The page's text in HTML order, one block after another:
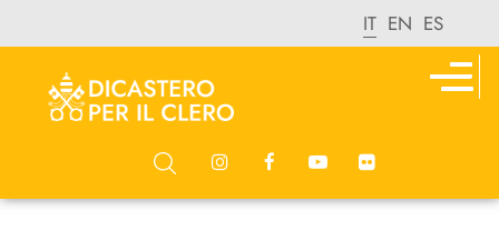
IT EN ES